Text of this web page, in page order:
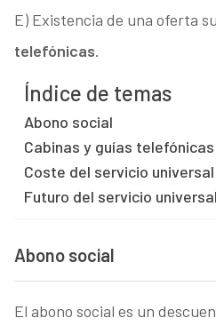
E) Existencia de una oferta
telefónicas.
Índice de temas
Abono social
Cabinas y guías telefónicas
Coste del servicio universal
Futuro del servicio universal
Abono social
El abono social es un